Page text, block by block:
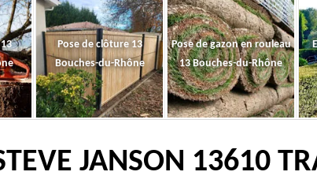
Pose de clôture 13
Bouches-du-Rhône
Pose de gazon en rouleau
13 Bouches-du-Rhône
JANSON 13610